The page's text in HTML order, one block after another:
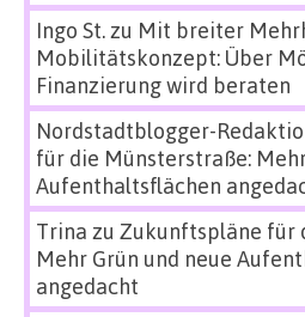
Ingo St.zu Mit breiter
Mobilitätskonzept: Über
Finanzierung wird beraten
Nordstadtblogger-
für die Münsterstraße:
Aufenthaltsflächen
Trina zu Zukunftspläne für
Mehr Grün und neue
angedacht